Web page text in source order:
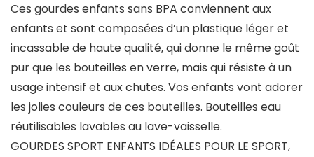
Ces gourdes enfants sans BPA conviennent aux
enfants et sont composées d’un plastique léger et
incassable de haute qualité, qui donne le même goût
pur que les bouteilles en verre, mais qui résiste à un
usage intensif et aux chutes. Vos enfants vont adorer
les jolies couleurs de ces bouteilles. Bouteilles eau
réutilisables lavables au lave-vaisselle.
GOURDES SPORT ENFANTS IDÉALES POUR LE SPORT,